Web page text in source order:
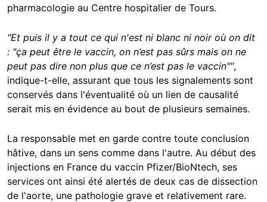
pharmacologie au Centre hospitalier de Tours.
"Et puis il y a tout ce qui n'est ni blanc ni noir où on dit
: "ça peut être le vaccin, on n’est pas sûrs mais on ne
peut pas dire non plus que ce n’est pas le vaccin"",
indique-t-elle, assurant que tous les signalements sont
conservés dans l'éventualité où un lien de causalité
serait mis en évidence au bout de plusieurs semaines.
La responsable met en garde contre toute conclusion
hâtive, dans un sens comme dans l'autre. Au début des
injections en France du vaccin Pfizer/BioNtech, ses
services ont ainsi été alertés de deux cas de dissection
de l'aorte, une pathologie grave et relativement rare.